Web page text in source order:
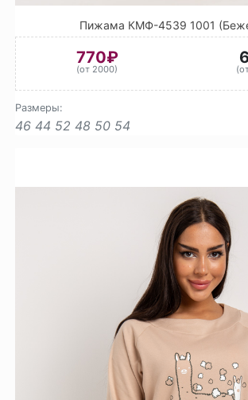
Пижама КМФ-4539 1001
770₽
(от 2000)
Размеры:
46 44 52 48 50 54